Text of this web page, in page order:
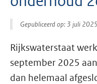
Gepubliceerd op: 3 juli
Rijkswaterstaat
september 2025
dan helemaal